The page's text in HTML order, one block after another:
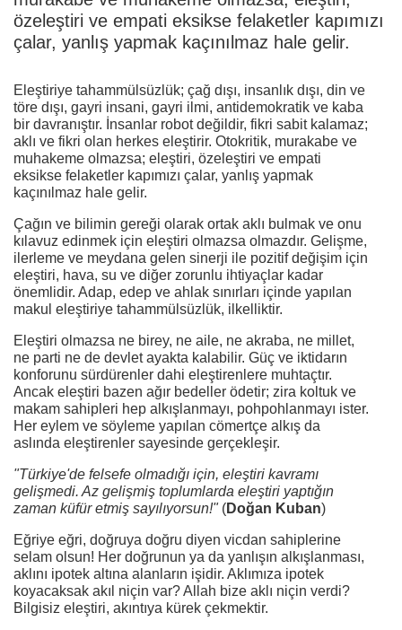
özeleştiri ve empati eksikse felaketler kapımızı
çalar, yanlış yapmak kaçınılmaz hale gelir.
Eleştiriye tahammülsüzlük; çağ dışı, insanlık dışı, din ve
töre dışı, gayri insani, gayri ilmi, antidemokratik ve kaba
bir davranıştır. İnsanlar robot değildir, fikri sabit kalamaz;
aklı ve fikri olan herkes eleştirir. Otokritik, murakabe ve
muhakeme olmazsa; eleştiri, özeleştiri ve empati
eksikse felaketler kapımızı çalar, yanlış yapmak
kaçınılmaz hale gelir.
Çağın ve bilimin gereği olarak ortak aklı bulmak ve onu
kılavuz edinmek için eleştiri olmazsa olmazdır. Gelişme,
ilerleme ve meydana gelen sinerji ile pozitif değişim için
eleştiri, hava, su ve diğer zorunlu ihtiyaçlar kadar
önemlidir. Adap, edep ve ahlak sınırları içinde yapılan
makul eleştiriye tahammülsüzlük, ilkelliktir.
Eleştiri olmazsa ne birey, ne aile, ne akraba, ne millet,
ne parti ne de devlet ayakta kalabilir. Güç ve iktidarın
konforunu sürdürenler dahi eleştirenlere muhtaçtır.
Ancak eleştiri bazen ağır bedeller ödetir; zira koltuk ve
makam sahipleri hep alkışlanmayı, pohpohlanmayı ister.
Her eylem ve söyleme yapılan cömertçe alkış da
aslında eleştirenler sayesinde gerçekleşir.
"Türkiye'de felsefe olmadığı için, eleştiri kavramı
gelişmedi. Az gelişmiş toplumlarda eleştiri yaptığın
zaman küfür etmiş sayılıyorsun!"(Doğan Kuban)
Eğriye eğri, doğruya doğru diyen vicdan sahiplerine
selam olsun! Her doğrunun ya da yanlışın alkışlanması,
aklını ipotek altına alanların işidir. Aklımıza ipotek
koyacaksak akıl niçin var? Allah bize aklı niçin verdi?
Bilgisiz eleştiri, akıntıya kürek çekmektir.